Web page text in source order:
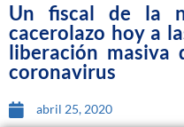
Un fiscal de la
cacerolazo hoy a
liberación masiva
coronavirus
abril 25, 2020